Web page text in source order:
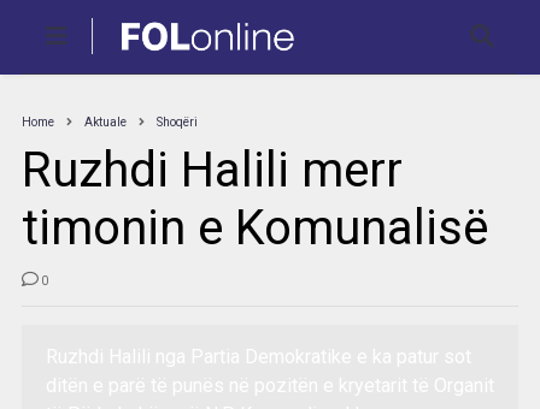
Home Aktuale Shoqëri
Ruzhdi Halili merr
timonin e Komunalisë
0